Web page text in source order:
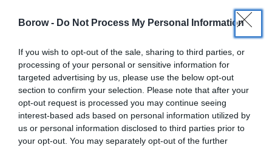
Borow - Do Not Process My Personal Information
If you wish to opt-out of the sale, sharing to third parties, or
processing of your personal or sensitive information for
targeted advertising by us, please use the below opt-out
section to confirm your selection. Please note that after your
opt-out request is processed you may continue seeing
interest-based ads based on personal information utilized by
us or personal information disclosed to third parties prior to
your opt-out. You may separately opt-out of the further
0,00€
/ PRODUCTOS ETIQUETADOS “VESTIDOS LARGOS”